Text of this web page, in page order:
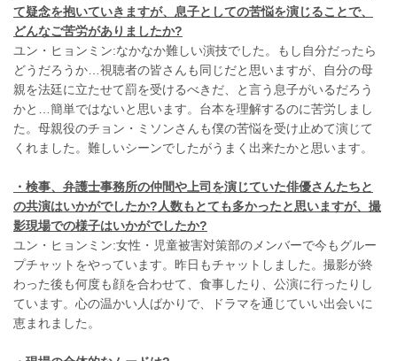
て疑念を抱いていきますが、息子としての苦悩を演じることで、
どんなご苦労がありましたか?
ユン・ヒョンミン:なかなか難しい演技でした。もし自分だったら
どうだろうか…視聴者の皆さんも同じだと思いますが、自分の母
親を法廷に立たせて罰を受けるべきだ、と言う息子がいるだろう
かと…簡単ではないと思います。台本を理解するのに苦労しまし
た。母親役のチョン・ミソンさんも僕の苦悩を受け止めて演じて
くれました。難しいシーンでしたがうまく出来たかと思います。
・ 検事、 弁護士事務所の仲間や上司を演じていた俳優さんたちと
の共演はいかがでしたか?人数もとても多かったと思いますが、撮
影現場での様子はいかがでしたか?
ユン・ヒョンミン:女性・児童被害対策部のメンバーで今もグルー
プチャットをやっています。昨日もチャットしました。撮影が終
わった後も何度も顔を合わせて、食事したり、公演に行ったりし
ています。心の温かい人ばかりで、ドラマを通じていい出会いに
恵まれました。